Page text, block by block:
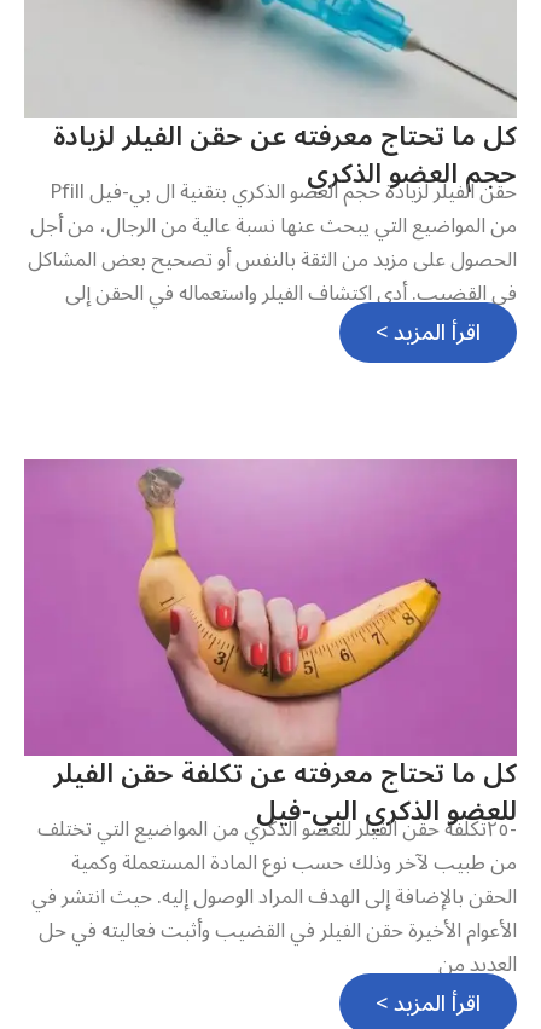
كل ما تحتاج معرفته عن حقن الفيلر لزيادة
حجم العضو الذكري حقن الفيلر لزيادة حجم العضو الذكري بتقنية ال بي-فيل Pfill
من المواضيع التي يبحث عنها نسبة عالية من الرجال، من أجل
الحصول على مزيد من الثقة بالنفس أو تصحيح بعض المشاكل
في القضيب. أدى اكتشاف الفيلر واستعماله في الحقن إلى
اقرأ المزيد >
كل ما تحتاج معرفته عن تكلفة حقن الفيلر
للعضو الذكري البي-فيل
-٢٥تكلفة حقن الفيلر للعضو الذكري من المواضيع التي تختلف
من طبيب لآخر وذلك حسب نوع المادة المستعملة وكمية
الحقن بالإضافة إلى الهدف المراد الوصول إليه. حيث انتشر في
الأعوام الأخيرة حقن الفيلر في القضيب وأثبت فعاليته في حل
العديد من
اقرأ المزيد >